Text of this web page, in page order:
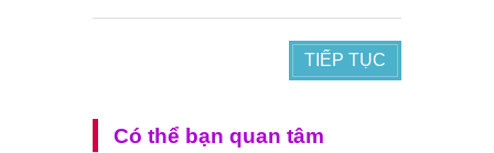
TIẾP TỤC
Có thể bạn quan tâm